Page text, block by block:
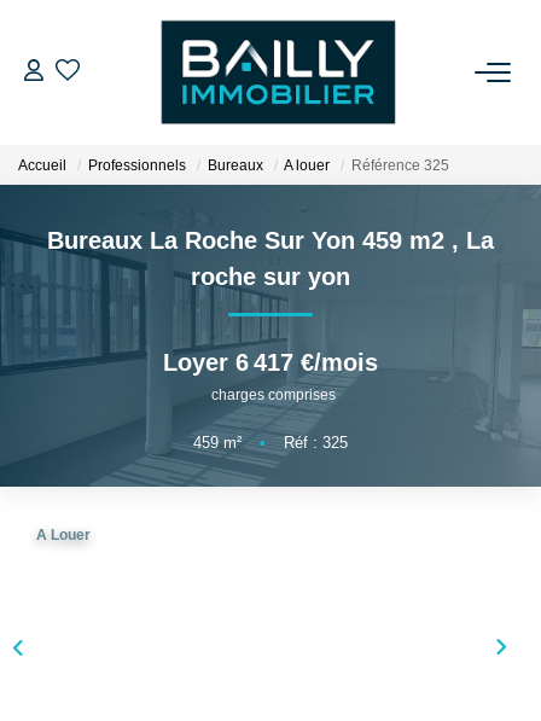
ACHETER
VENDRE
NOS AGENCES
Qui Sommes Nous
Notre Équipe
Nos Partenaires
Accueil Professionnels Bureaux A louer Référence 325
Bureaux La Roche Sur Yon 459 m2 , La
roche sur yon
Loyer 6 417 €/mois
charges comprises
459 m² • Réf : 325
A Louer